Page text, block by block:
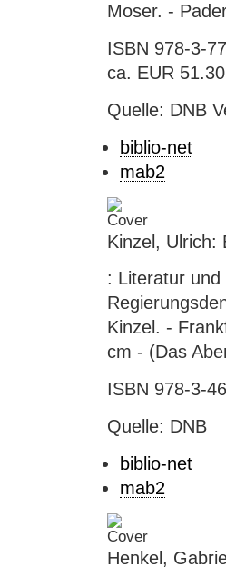
Moser. -
ISBN 978-3-
ca. EUR
Quelle: DNB
biblio-net
mab2
Kinzel, Ulrich:
: Literatur
Kinzel. -
cm - (Das
ISBN 978-3-
Quelle: DNB
biblio-net
mab2
Henkel,